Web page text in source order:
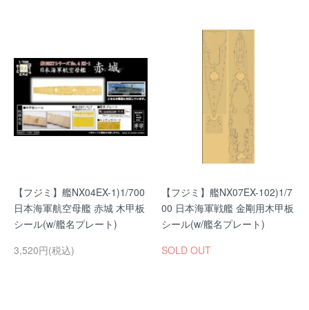
【フジミ】艦NX04EX-1)1/700
日本海軍航空母艦 赤城 木甲板
シール(w/艦名プレート)
3,520円(税込)
【フジミ】艦NX07EX-102)1/7
00 日本海軍戦艦 金剛用木甲板
シール(w/艦名プレート)
SOLD OUT